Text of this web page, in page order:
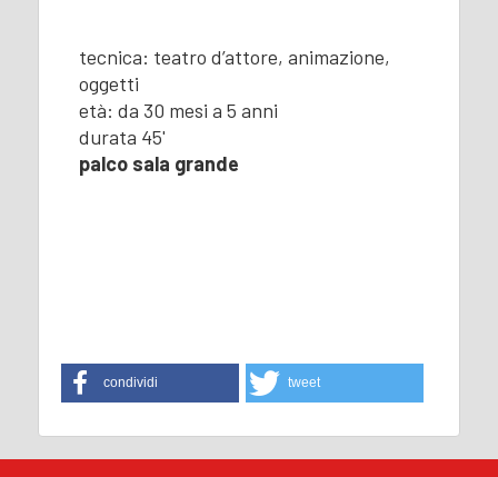
tecnica: teatro d’attore, animazione,
oggetti
età: da 30 mesi a 5 anni
durata 45'
palco sala grande
condividi tweet